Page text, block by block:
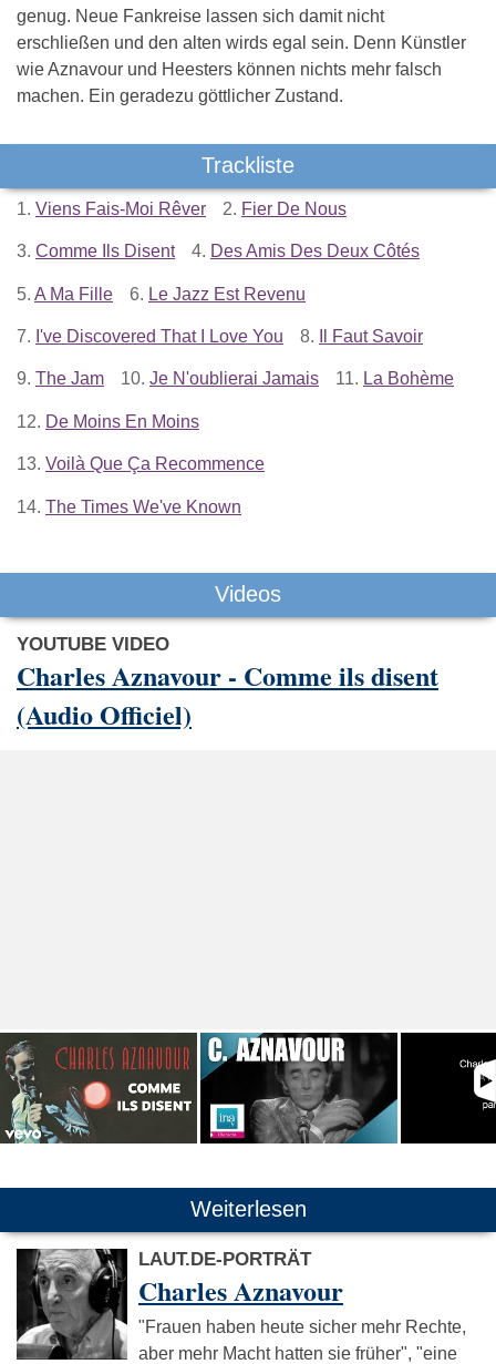
genug. Neue Fankreise lassen sich damit nicht
erschließen und den alten wirds egal sein. Denn Künstler
wie Aznavour und Heesters können nichts mehr falsch
machen. Ein geradezu göttlicher Zustand.
Trackliste
1. Viens Fais-Moi Rêver 2. Fier De Nous
3. Comme Ils Disent 4. Des Amis Des Deux Côtés
5. A Ma Fille 6. Le Jazz Est Revenu
7. I've Discovered That I Love You 8. Il Faut Savoir
9. The Jam 10. Je N'oublierai Jamais 11. La Bohème
12. De Moins En Moins
13. Voilà Que Ça Recommence
14. The Times We've Known
Videos
YOUTUBE VIDEO
Charles Aznavour - Comme ils disent
(Audio Officiel)
Weiterlesen
LAUT.DE-PORTRÄT
Charles Aznavour
"Frauen haben heute sicher mehr Rechte,
aber mehr Macht hatten sie früher", "eine